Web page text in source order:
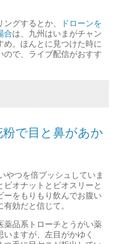
グするとか、
ドローンを
合は、九州はいまがチャン
め。ほんとに見つけた時に
ので、ライブ配信がおすす
で目と鼻があか
やつを倍プッシュしていま
オナットとビオスリーと
ーをもりもり飲んでお腹い
効だと信じて。
薬品系トローチとうがい薬
ますが、左目がかゆく